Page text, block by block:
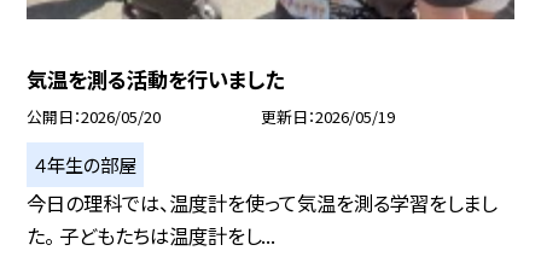
気温を測る活動を行いました
公開日 2026/05/20 更新日 2026/05/19
４年生の部屋
今日の理科では、温度計を使って気温を測る学習をしまし
た。 子どもたちは温度計をし...